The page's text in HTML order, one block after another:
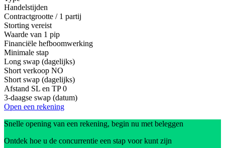
Handelstijden
Contractgrootte / 1 partij
Storting vereist
Waarde van 1 pip
Financiële hefboomwerking
Minimale stap
Long swap (dagelijks)
Short verkoop NO
Short swap (dagelijks)
Afstand SL en TP 0
3-daagse swap (datum)
Open een rekening
Snelle opening van een rekening, begin nu met beleggen
Ontdek hoe u de concurrentie een stap voor kunt zijn